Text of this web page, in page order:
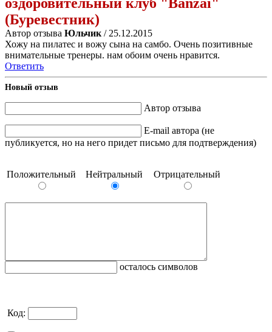
(Буревестник)
Автор отзыва Юльчик / 25.12.2015
Хожу на пилатес и вожу сына на самбо. Очень позитивные
внимательные тренеры. нам обоим очень нравится.
Ответить
Новый отзыв
Автор отзыва
E-mail автора (не
публикуется, но на него придет письмо для подтверждения)
Положительный Нейтральный Отрицательный
осталось символов
Код: